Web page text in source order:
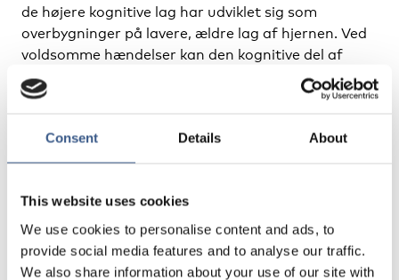
Consent Details About
This website uses cookies
We use cookies to personalise content and ads, to
provide social media features and to analyse our traffic.
We also share information about your use of our site with
de højere kognitive lag har udviklet sig som
overbygninger på lavere, ældre lag af hjernen. Ved
voldsomme hændelser kan den kognitive del af
hjernen ’lukke ned’, og de ældre dele af hjernen kan
tage over og skabe store problemer med at
Underviser:Marianne Badstue
Tilmelding